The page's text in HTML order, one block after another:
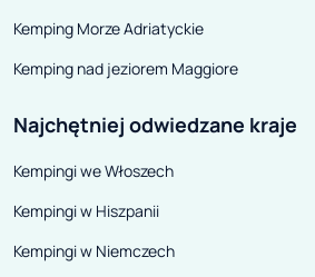
Kemping Morze Adriatyckie
Kemping nad jeziorem Maggiore
Najchętniej odwiedzane kraje
Kempingi we Włoszech
Kempingi w Hiszpanii
Kempingi w Niemczech